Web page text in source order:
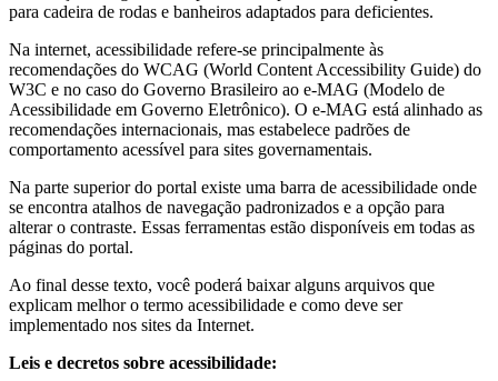
para cadeira de rodas e banheiros adaptados para deficientes.
Na internet, acessibilidade refere-se principalmente às
recomendações do WCAG (World Content Accessibility Guide) do
W3C e no caso do Governo Brasileiro ao e-MAG (Modelo de
Acessibilidade em Governo Eletrônico). O e-MAG está alinhado as
recomendações internacionais, mas estabelece padrões de
comportamento acessível para sites governamentais.
Na parte superior do portal existe uma barra de acessibilidade onde
se encontra atalhos de navegação padronizados e a opção para
alterar o contraste. Essas ferramentas estão disponíveis em todas as
páginas do portal.
Ao final desse texto, você poderá baixar alguns arquivos que
explicam melhor o termo acessibilidade e como deve ser
implementado nos sites da Internet.
Leis e decretos sobre acessibilidade: